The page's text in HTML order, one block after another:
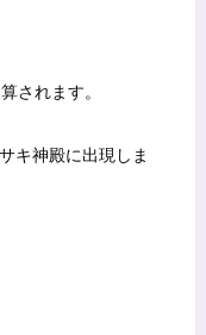
されます。
キ神殿に出現しま